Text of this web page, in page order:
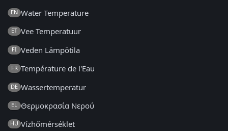
EN Water Temperature
ET Vee Temperatuur
FI Veden Lämpötila
FR Température de l'Eau
DE Wassertemperatur
EL Θερμοκρασία Νερού
HU Vízhőmérséklet